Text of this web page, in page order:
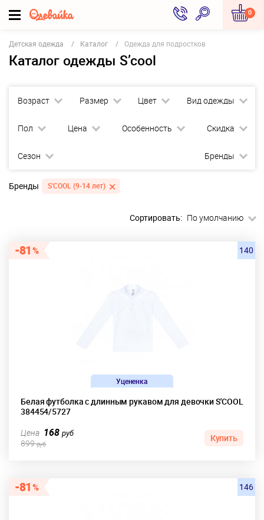
0
Детская одежда Каталог Одежда для подростков
Каталог одежды S’cool
Возраст Размер Цвет Вид одежды
Пол Цена Особенность Скидка
Сезон Бренды
Бренды S'COOL (9-14 лет)
Сортировать: По умолчанию
81
Уцененка
Белая футболка с длинным рукавом для девочки S'COOL
384454/5727
140
Цена 168руб
899руб
Купить
81 146